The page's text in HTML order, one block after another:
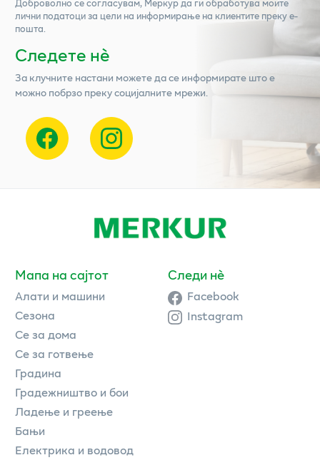
лични податоци за цели на информирање на клиентите преку е-
пошта.
Следете нѐ
За клучните настани можете да се информирате што е
можно побрзо преку социјалните мрежи.
Мапа на сајтот
Алати и машини
Сезона
Се за дома
Се за готвење
Градина
Градежништво и бои
Ладење и греење
Бањи
Електрика и водовод
Следи нè
Facebook
Instagram